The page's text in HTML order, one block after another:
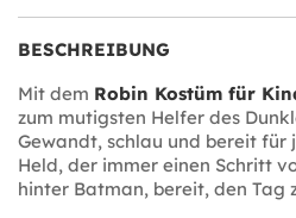
BESCHREIBUNG
Mit dem Robin Kostüm für
zum mutigsten Helfer des
Gewandt, schlau und bereit für
Held, der immer einen Schritt
hinter Batman, bereit, den Tag